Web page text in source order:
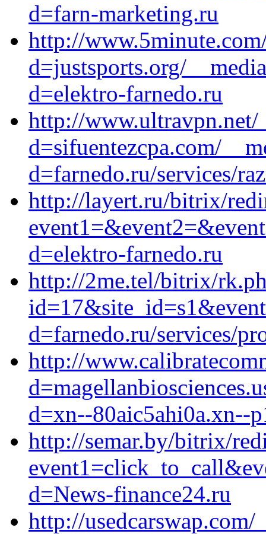
d=farn-marketing.ru
http://
d=justsports.org/
d=elektro-farnedo.ru
http://www.ultravpn.net/
d=sifuentezcpa.com/
d=farnedo.ru/services/
http://layert.ru/bitrix/
d=elektro-farnedo.ru
http://2me.tel/bitrix/
d=farnedo.ru/services/
http://
d=xn--80aic5ahi0a.xn--
http://semar.by/bitrix/
d=News-finance24.ru
http://usedcarswap.com/